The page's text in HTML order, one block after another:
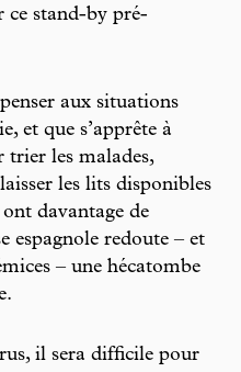
ce stand-by pré-
aux situations
et que s’apprête à
trier les malades,
les lits disponibles
davantage de
espagnole redoute – et
– une hécatombe
il sera difficile pour